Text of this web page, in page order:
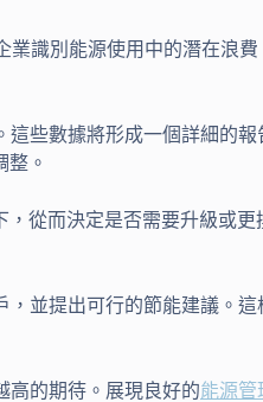
業識別能源使用中的潛在浪
些數據將形成一個詳細的
整。
從而決定是否需要升級或
，並提出可行的節能建議。這
高的期待。展現良好的能源管